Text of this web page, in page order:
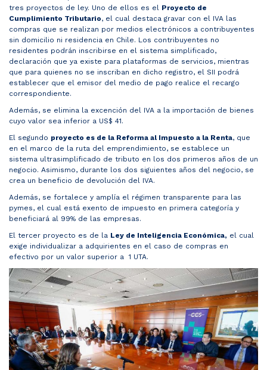
tres proyectos de ley. Uno de ellos es el Proyecto de
Cumplimiento Tributario, el cual destaca gravar con el IVA las
compras que se realizan por medios electrónicos a contribuyentes
sin domicilio ni residencia en Chile. Los contribuyentes no
residentes podrán inscribirse en el sistema simplificado,
declaración que ya existe para plataformas de servicios, mientras
que para quienes no se inscriban en dicho registro, el SII podrá
establecer que el emisor del medio de pago realice el recargo
correspondiente.
Además, se elimina la excención del IVA a la importación de bienes
cuyo valor sea inferior a US$ 41.
El segundo proyecto es de la Reforma al Impuesto a la Renta, que
en el marco de la ruta del emprendimiento, se establece un
sistema ultrasimplificado de tributo en los dos primeros años de un
negocio. Asimismo, durante los dos siguientes años del negocio, se
crea un beneficio de devolución del IVA.
Además, se fortalece y amplía el régimen transparente para las
pymes, el cual está exento de impuesto en primera categoría y
beneficiará al 99% de las empresas.
El tercer proyecto es de la Ley de Inteligencia Económica, el cual
exige individualizar a adquirientes en el caso de compras en
efectivo por un valor superior a 1 UTA.